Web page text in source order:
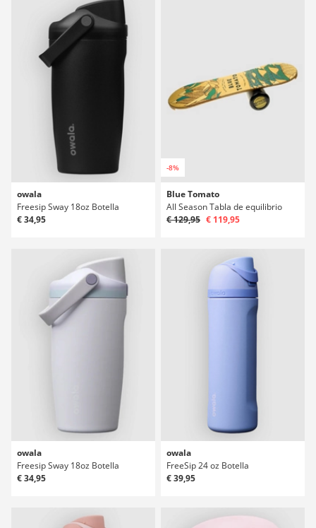
owala
Freesip Sway 18oz Botella
€ 34,95
-8%
Blue Tomato
All Season Tabla de equilibrio
€ 129,95 € 119,95
owala
Freesip Sway 18oz Botella
€ 34,95
owala
FreeSip 24 oz Botella
€ 39,95